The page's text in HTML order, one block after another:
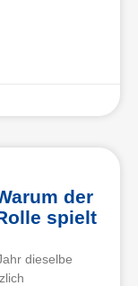
der
spielt
dieselbe